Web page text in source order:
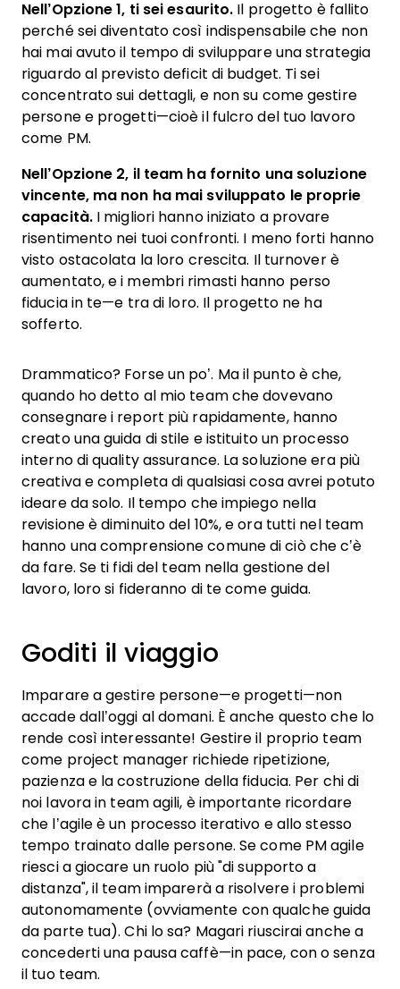
Nell’Opzione 1, ti sei esaurito. Il progetto è fallito
perché sei diventato così indispensabile che non
hai mai avuto il tempo di sviluppare una strategia
riguardo al previsto deficit di budget. Ti sei
concentrato sui dettagli, e non su come gestire
persone e progetti—cioè il fulcro del tuo lavoro
come PM.
Nell’Opzione 2, il team ha fornito una soluzione
vincente, ma non ha mai sviluppato le proprie
capacità.I migliori hanno iniziato a provare
risentimento nei tuoi confronti. I meno forti hanno
visto ostacolata la loro crescita. Il turnover è
aumentato, e i membri rimasti hanno perso
fiducia in te—e tra di loro. Il progetto ne ha
sofferto.
Drammatico? Forse un po’. Ma il punto è che,
quando ho detto al mio team che dovevano
consegnare i report più rapidamente, hanno
creato una guida di stile e istituito un processo
interno di quality assurance. La soluzione era più
creativa e completa di qualsiasi cosa avrei potuto
ideare da solo. Il tempo che impiego nella
revisione è diminuito del 10%, e ora tutti nel team
hanno una comprensione comune di ciò che c’è
da fare. Se ti fidi del team nella gestione del
lavoro, loro si fideranno di te come guida.
Goditi il viaggio
Imparare a gestire persone—e progetti—non
accade dall’oggi al domani. È anche questo che lo
rende così interessante! Gestire il proprio team
come project manager richiede ripetizione,
pazienza e la costruzione della fiducia. Per chi di
noi lavora in team agili, è importante ricordare
che l’agile è un processo iterativo e allo stesso
tempo trainato dalle persone. Se come PM agile
riesci a giocare un ruolo più "di supporto a
distanza", il team imparerà a risolvere i problemi
autonomamente (ovviamente con qualche guida
da parte tua). Chi lo sa? Magari riuscirai anche a
concederti una pausa caffè—in pace, con o senza
il tuo team.